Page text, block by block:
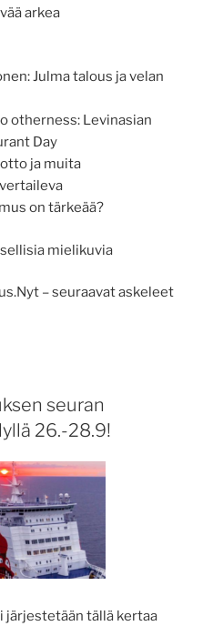
arkea
Julma talous ja velan
otherness: Levinasian
Day
ja muita
on tärkeää?
mielikuvia
– seuraavat askeleet
seuran
26.-28.9!
järjestetään tällä kertaa